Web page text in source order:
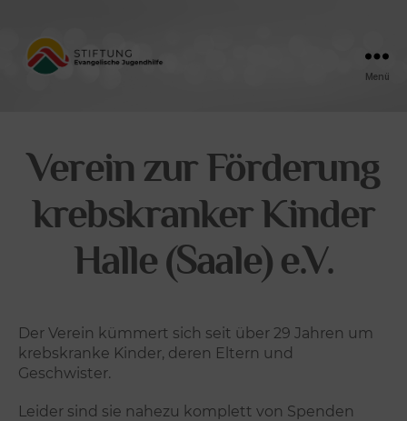
Menü
Verein zur Förderung
krebskranker Kinder
Halle (Saale) e.V.
Der Verein kümmert sich seit über 29 Jahren um
krebskranke Kinder, deren Eltern und
Geschwister.
Leider sind sie nahezu komplett von Spenden